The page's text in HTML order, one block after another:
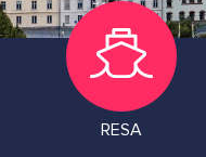
RESA